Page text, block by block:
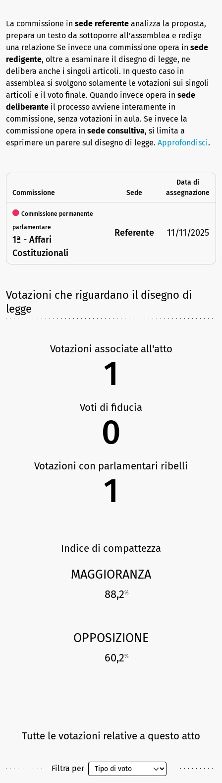
La commissione in sede referente analizza la proposta,
prepara un testo da sottoporre all’assemblea e redige
una relazione Se invece una commissione opera in sede
redigente, oltre a esaminare il disegno di legge, ne
delibera anche i singoli articoli. In questo caso in
assemblea si svolgono solamente le votazioni sui singoli
articoli e il voto finale. Quando invece opera in sede
deliberante il processo avviene interamente in
commissione, senza votazioni in aula. Se invece la
commissione opera in sede consultiva, si limita a
esprimere un parere sul disegno di legge. Approfondisci.
Commissione Sede
Data di
assegnazione
Commissione permanente
parlamentare
1ª - Affari
Costituzionali
Referente 11/11/2025
Votazioni che riguardano il disegno di
legge
Votazioni associate all'atto
1
Voti di fiducia
0
Votazioni con parlamentari ribelli
1
Indice di compattezza
MAGGIORANZA
88,2%
OPPOSIZIONE
60,2%
Tutte le votazioni relative a questo atto
Filtra per